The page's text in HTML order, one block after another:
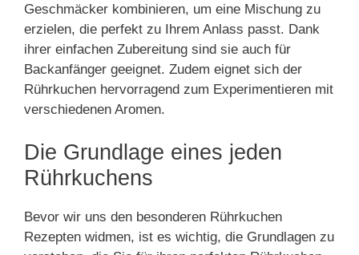
Geschmäcker kombinieren, um eine Mischung zu
erzielen, die perfekt zu Ihrem Anlass passt. Dank
ihrer einfachen Zubereitung sind sie auch für
Backanfänger geeignet. Zudem eignet sich der
Rührkuchen hervorragend zum Experimentieren mit
verschiedenen Aromen.
Die Grundlage eines jeden
Rührkuchens
Bevor wir uns den besonderen Rührkuchen
Rezepten widmen, ist es wichtig, die Grundlagen zu